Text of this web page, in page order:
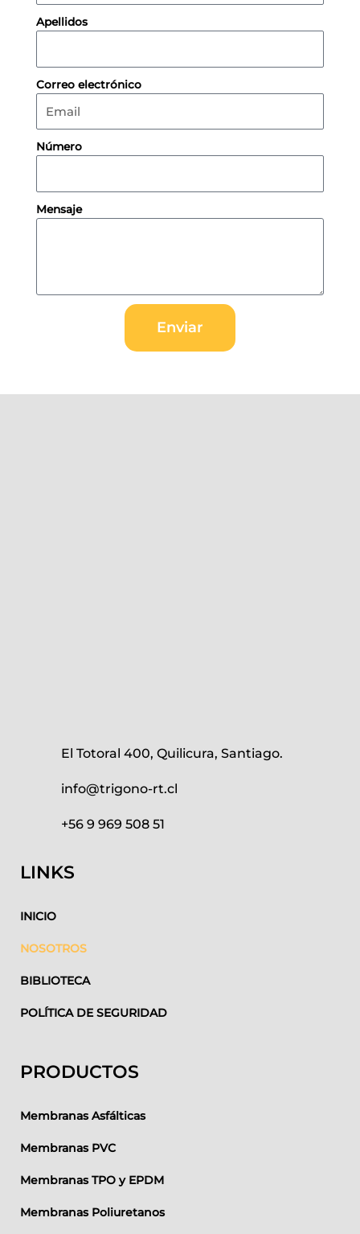
Apellidos
Correo electrónico
Número
Mensaje
Enviar
El Totoral 400, Quilicura, Santiago.
info@trigono-rt.cl
+56 9 969 508 51
LINKS
INICIO
NOSOTROS
BIBLIOTECA
POLÍTICA DE SEGURIDAD
PRODUCTOS
Membranas Asfálticas
Membranas PVC
Membranas TPO y EPDM
Membranas Poliuretanos